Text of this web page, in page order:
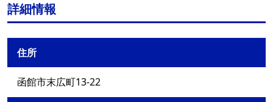
詳細情報
住所
函館市末広町13-22